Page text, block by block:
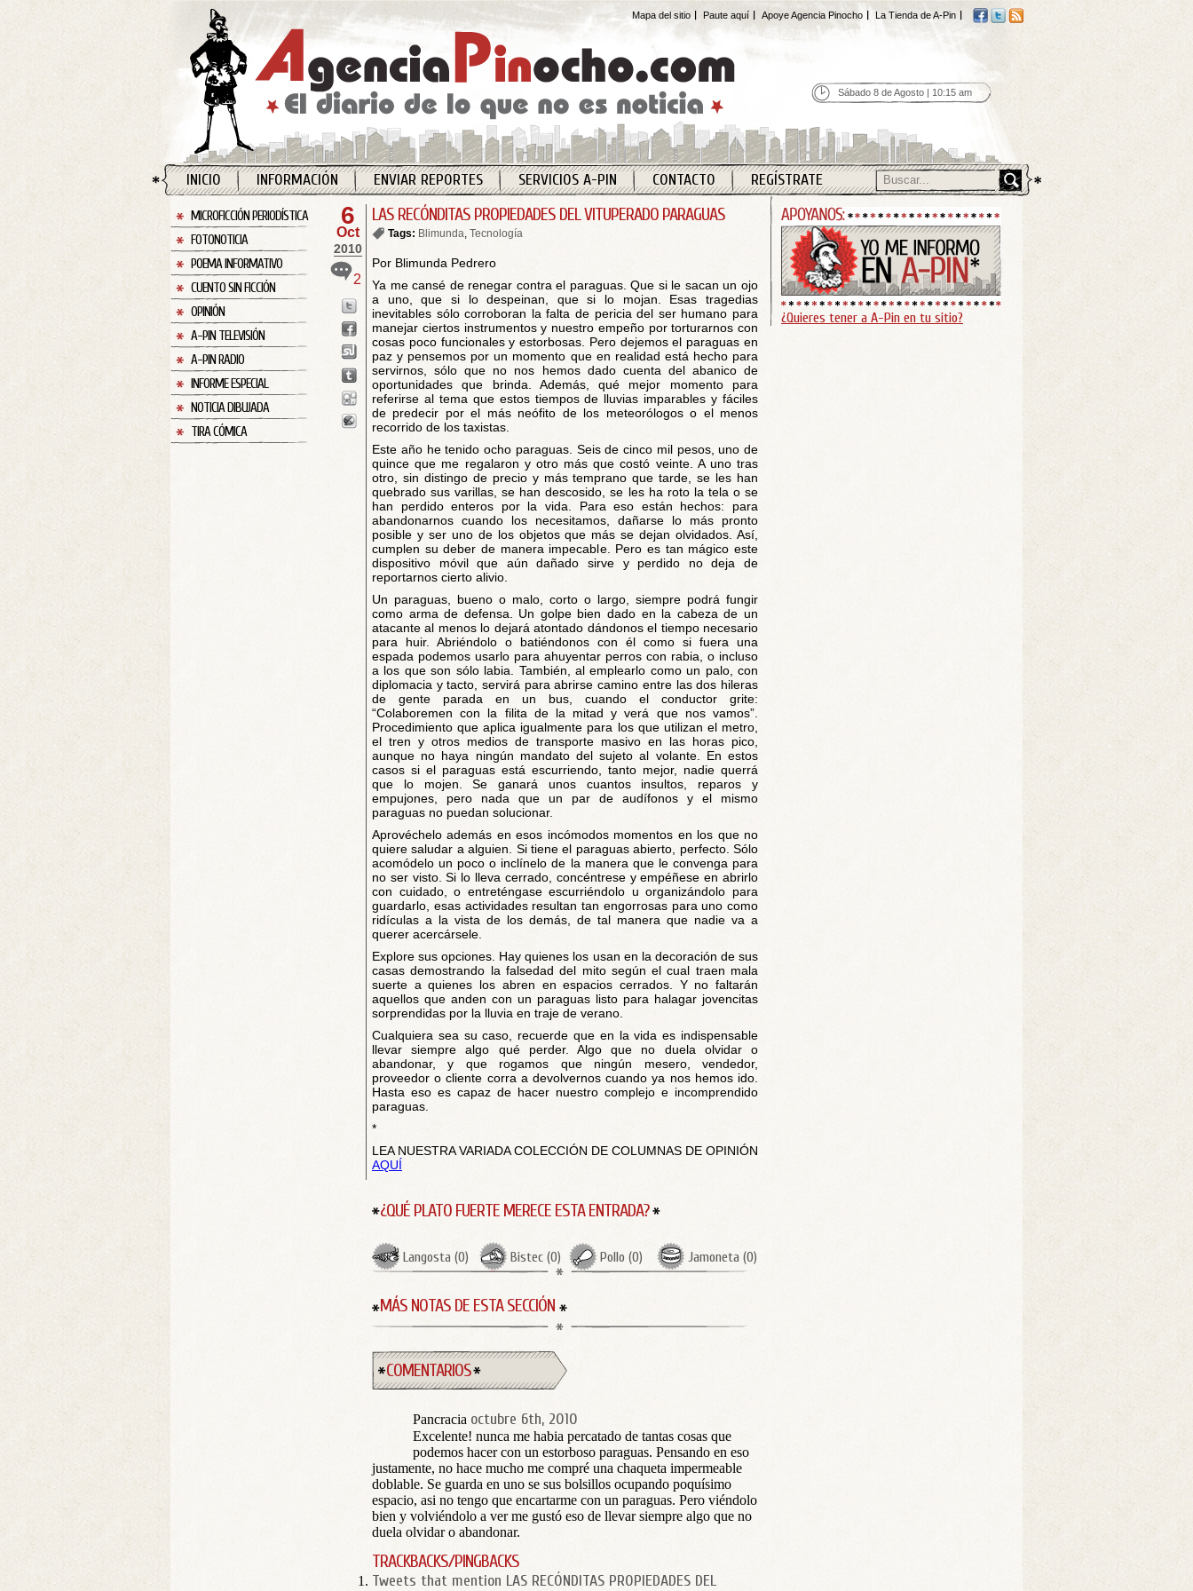
Mapa del sitio Paute aquí Apoye Agencia Pinocho La Tienda de A-Pin
Sábado 8 de Agosto | 10:15 am
INICIO INFORMACIÓN ENVIAR REPORTES SERVICIOS A-PIN CONTACTO REGÍSTRATE
MICROFICCIÓN PERIODÍSTICA
FOTONOTICIA
POEMA INFORMATIVO
CUENTO SIN FICCIÓN
OPINIÓN
A-PIN TELEVISIÓN
A-PIN RADIO
INFORME ESPECIAL
NOTICIA DIBUJADA
TIRA CÓMICA
6
Oct
2010
2
LAS RECÓNDITAS PROPIEDADES DEL VITUPERADO PARAGUAS
Tags: Blimunda, Tecnología
Por Blimunda Pedrero
Ya me cansé de renegar contra el paraguas. Que si le sacan un ojo
a uno, que si lo despeinan, que si lo mojan. Esas tragedias
inevitables sólo corroboran la falta de pericia del ser humano para
manejar ciertos instrumentos y nuestro empeño por torturarnos con
cosas poco funcionales y estorbosas. Pero dejemos el paraguas en
paz y pensemos por un momento que en realidad está hecho para
servirnos, sólo que no nos hemos dado cuenta del abanico de
oportunidades que brinda. Además, qué mejor momento para
referirse al tema que estos tiempos de lluvias imparables y fáciles
de predecir por el más neófito de los meteorólogos o el menos
recorrido de los taxistas.
Este año he tenido ocho paraguas. Seis de cinco mil pesos, uno de
quince que me regalaron y otro más que costó veinte. A uno tras
otro, sin distingo de precio y más temprano que tarde, se les han
quebrado sus varillas, se han descosido, se les ha roto la tela o se
han perdido enteros por la vida. Para eso están hechos: para
abandonarnos cuando los necesitamos, dañarse lo más pronto
posible y ser uno de los objetos que más se dejan olvidados. Así,
cumplen su deber de manera impecable. Pero es tan mágico este
dispositivo móvil que aún dañado sirve y perdido no deja de
reportarnos cierto alivio.
Un paraguas, bueno o malo, corto o largo, siempre podrá fungir
como arma de defensa. Un golpe bien dado en la cabeza de un
atacante al menos lo dejará atontado dándonos el tiempo necesario
para huir. Abriéndolo o batiéndonos con él como si fuera una
espada podemos usarlo para ahuyentar perros con rabia, o incluso
a los que son sólo labia. También, al emplearlo como un palo, con
diplomacia y tacto, servirá para abrirse camino entre las dos hileras
de gente parada en un bus, cuando el conductor grite:
“Colaboremen con la filita de la mitad y verá que nos vamos”.
Procedimiento que aplica igualmente para los que utilizan el metro,
el tren y otros medios de transporte masivo en las horas pico,
aunque no haya ningún mandato del sujeto al volante. En estos
casos si el paraguas está escurriendo, tanto mejor, nadie querrá
que lo mojen. Se ganará unos cuantos insultos, reparos y
empujones, pero nada que un par de audífonos y el mismo
paraguas no puedan solucionar.
Aprovéchelo además en esos incómodos momentos en los que no
quiere saludar a alguien. Si tiene el paraguas abierto, perfecto. Sólo
acomódelo un poco o inclínelo de la manera que le convenga para
no ser visto. Si lo lleva cerrado, concéntrese y empéñese en abrirlo
con cuidado, o entreténgase escurriéndolo u organizándolo para
guardarlo, esas actividades resultan tan engorrosas para uno como
ridículas a la vista de los demás, de tal manera que nadie va a
querer acercársele.
Explore sus opciones. Hay quienes los usan en la decoración de sus
casas demostrando la falsedad del mito según el cual traen mala
suerte a quienes los abren en espacios cerrados. Y no faltarán
aquellos que anden con un paraguas listo para halagar jovencitas
sorprendidas por la lluvia en traje de verano.
Cualquiera sea su caso, recuerde que en la vida es indispensable
llevar siempre algo qué perder. Algo que no duela olvidar o
abandonar, y que rogamos que ningún mesero, vendedor,
proveedor o cliente corra a devolvernos cuando ya nos hemos ido.
Hasta eso es capaz de hacer nuestro complejo e incomprendido
paraguas.
*
LEA NUESTRA VARIADA COLECCIÓN DE COLUMNAS DE OPINIÓN
AQUÍ
¿QUÉ PLATO FUERTE MERECE ESTA ENTRADA?
Langosta (0) Bistec (0) Pollo (0) Jamoneta (0)
MÁS NOTAS DE ESTA SECCIÓN
COMENTARIOS
Pancracia octubre 6th, 2010
Excelente! nunca me habia percatado de tantas cosas que
podemos hacer con un estorboso paraguas. Pensando en eso
justamente, no hace mucho me compré una chaqueta impermeable
doblable. Se guarda en uno se sus bolsillos ocupando poquísimo
espacio, asi no tengo que encartarme con un paraguas. Pero viéndolo
bien y volviéndolo a ver me gustó eso de llevar siempre algo que no
duela olvidar o abandonar.
TRACKBACKS/PINGBACKS
Tweets that mention LAS RECÓNDITAS PROPIEDADES DEL
¿Quieres tener a A-Pin en tu sitio?